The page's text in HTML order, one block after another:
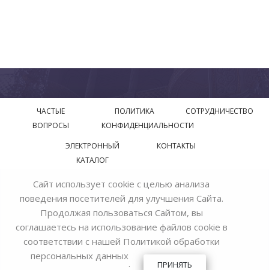
ЧАСТЫЕ
ВОПРОСЫ
ПОЛИТИКА
КОНФИДЕНЦИАЛЬНОСТИ
СОТРУДНИЧЕСТВО
ЭЛЕКТРОННЫЙ
КАТАЛОГ
КОНТАКТЫ
© 2018—2026 Официальный сайт завода производителя
Bohemia Ivele Crystal
Сайт использует cookie с целью анализа
поведения посетителей для улучшения Сайта.
Продолжая пользоваться Сайтом, вы
соглашаетесь на использование файлов cookie в
соответствии с нашей Политикой обработки
персональных данных
. ПРИНЯТЬ